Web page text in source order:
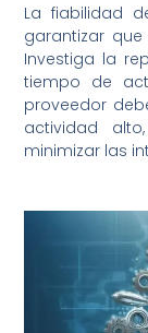
La fiabilidad
garantizar
Investiga la
tiempo de
proveedor
actividad
minimizar las